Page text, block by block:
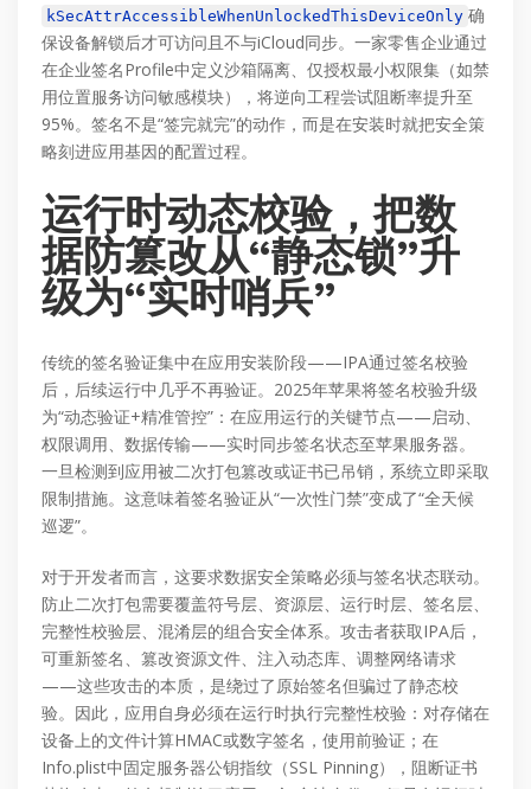
kSecAttrAccessibleWhenUnlockedThisDeviceOnly 确
保设备解锁后才可访问且不与iCloud同步。一家零售企业通过
在企业签名Profile中定义沙箱隔离、仅授权最小权限集（如禁
用位置服务访问敏感模块），将逆向工程尝试阻断率提升至
95%。签名不是“签完就完”的动作，而是在安装时就把安全策
略刻进应用基因的配置过程。
运行时动态校验，把数
据防篡改从“静态锁”升
级为“实时哨兵”
传统的签名验证集中在应用安装阶段——IPA通过签名校验
后，后续运行中几乎不再验证。2025年苹果将签名校验升级
为“动态验证+精准管控”：在应用运行的关键节点——启动、
权限调用、数据传输——实时同步签名状态至苹果服务器。
一旦检测到应用被二次打包篡改或证书已吊销，系统立即采取
限制措施。这意味着签名验证从“一次性门禁”变成了“全天候
巡逻”。
对于开发者而言，这要求数据安全策略必须与签名状态联动。
防止二次打包需要覆盖符号层、资源层、运行时层、签名层、
完整性校验层、混淆层的组合安全体系。攻击者获取IPA后，
可重新签名、篡改资源文件、注入动态库、调整网络请求
——这些攻击的本质，是绕过了原始签名但骗过了静态校
验。因此，应用自身必须在运行时执行完整性校验：对存储在
设备上的文件计算HMAC或数字签名，使用前验证；在
Info.plist中固定服务器公钥指纹（SSL Pinning），阻断证书